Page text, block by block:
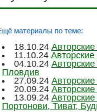
материалы по теме:
18.10.24
11.10.24
04.10.24
Пловдив
27.09.24
20.09.24
13.09.24
Портонови, Тиват,